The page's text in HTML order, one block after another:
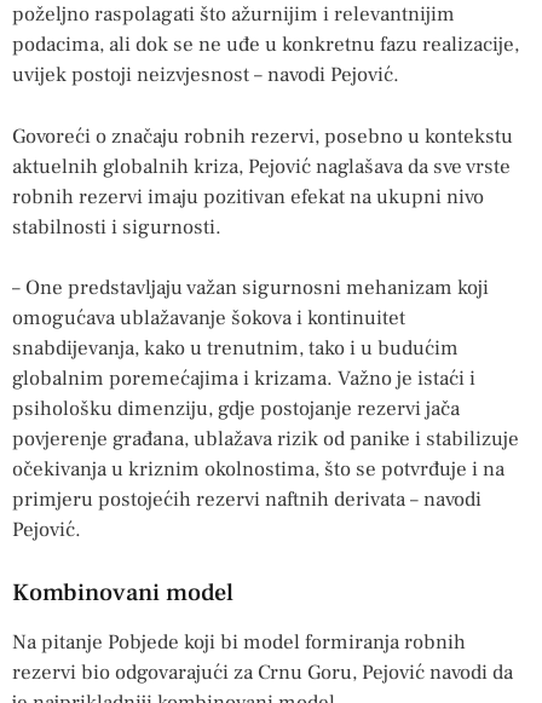
poželjno raspolagati što ažurnijim i relevantnijim
podacima, ali dok se ne uđe u konkretnu fazu realizacije,
uvijek postoji neizvjesnost – navodi Pejović.
Govoreći o značaju robnih rezervi, posebno u kontekstu
aktuelnih globalnih kriza, Pejović naglašava da sve vrste
robnih rezervi imaju pozitivan efekat na ukupni nivo
stabilnosti i sigurnosti.
– One predstavljaju važan sigurnosni mehanizam koji
omogućava ublažavanje šokova i kontinuitet
snabdijevanja, kako u trenutnim, tako i u budućim
globalnim poremećajima i krizama. Važno je istaći i
psihološku dimenziju, gdje postojanje rezervi jača
povjerenje građana, ublažava rizik od panike i stabilizuje
očekivanja u kriznim okolnostima, što se potvrđuje i na
primjeru postojećih rezervi naftnih derivata – navodi
Pejović.
Kombinovani model
Na pitanje Pobjede koji bi model formiranja robnih
rezervi bio odgovarajući za Crnu Goru, Pejović navodi da